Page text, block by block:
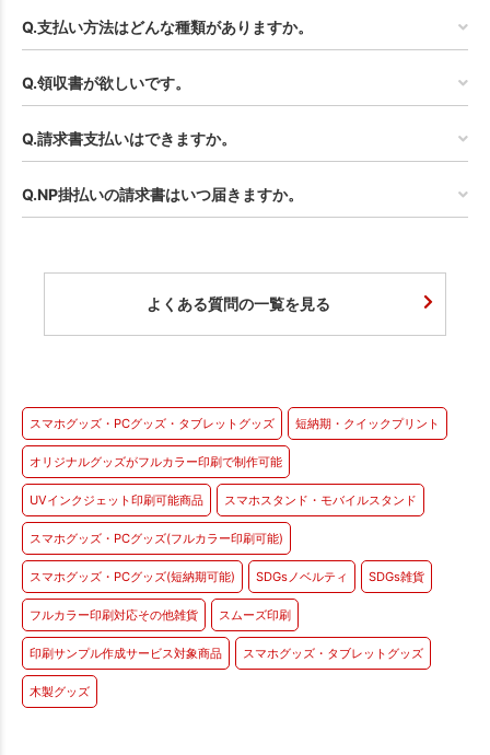
Q.支払い方法はどんな種類がありますか。
Q.領収書が欲しいです。
Q.請求書支払いはできますか。
Q.NP掛払いの請求書はいつ届きますか。
よくある質問の一覧を見る
スマホグッズ・PCグッズ・タブレットグッズ 短納期・クイックプリント
オリジナルグッズがフルカラー印刷で制作可能
UVインクジェット印刷可能商品 スマホスタンド・モバイルスタンド
スマホグッズ・PCグッズ(フルカラー印刷可能)
スマホグッズ・PCグッズ(短納期可能) SDGsノベルティ SDGs雑貨
フルカラー印刷対応その他雑貨 スムーズ印刷
印刷サンプル作成サービス対象商品 スマホグッズ・タブレットグッズ
木製グッズ